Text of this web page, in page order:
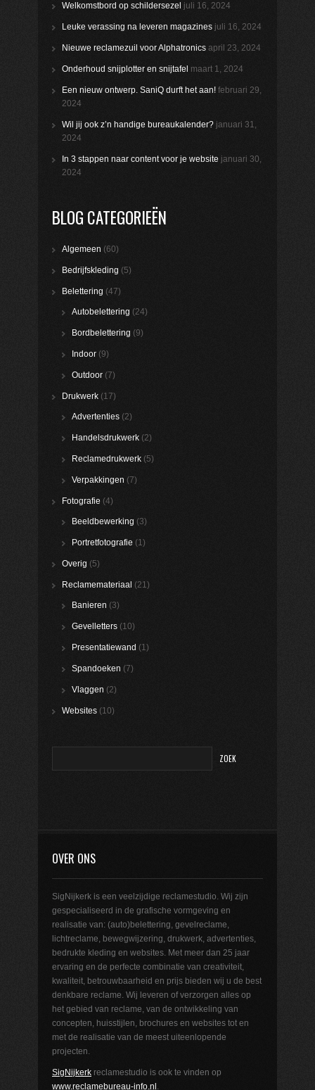
Welkomstbord op schildersezel juli 16, 2024
Leuke verassing na leveren magazines juli 16, 2024
Nieuwe reclamezuil voor Alphatronics april 23, 2024
Onderhoud snijplotter en snijtafel maart 1, 2024
Een nieuw ontwerp. SaniQ durft het aan! februari 29,
2024
Wil jij ook z’n handige bureaukalender? januari 31,
2024
In 3 stappen naar content voor je website januari 30,
2024
BLOG CATEGORIEËN
Algemeen (60)
Bedrijfskleding (5)
Belettering (47)
Autobelettering (24)
Bordbelettering (9)
Indoor (9)
Outdoor (7)
Drukwerk (17)
Advertenties (2)
Handelsdrukwerk (2)
Reclamedrukwerk (5)
Verpakkingen (7)
Fotografie (4)
Beeldbewerking (3)
Portretfotografie (1)
Overig (5)
Reclamemateriaal (21)
Banieren (3)
Gevelletters (10)
Presentatiewand (1)
Spandoeken (7)
Vlaggen (2)
Websites (10)
OVER ONS
SigNijkerk is een veelzijdige reclamestudio. Wij zijn
gespecialiseerd in de grafische vormgeving en
realisatie van: (auto)belettering, gevelreclame,
lichtreclame, bewegwijzering, drukwerk, advertenties,
bedrukte kleding en websites. Met meer dan 25 jaar
ervaring en de perfecte combinatie van creativiteit,
kwaliteit, betrouwbaarheid en prijs bieden wij u de best
denkbare reclame. Wij leveren of verzorgen alles op
het gebied van reclame, van de ontwikkeling van
concepten, huisstijlen, brochures en websites tot en
met de realisatie van de meest uiteenlopende
projecten.
SigNijkerk reclamestudio is ook te vinden op
www.reclamebureau-info.nl .